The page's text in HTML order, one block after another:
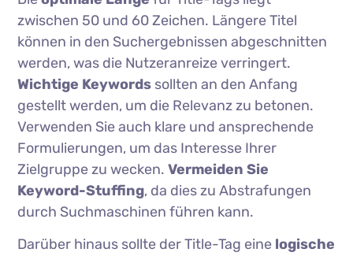
zwischen 50 und 60 Zeichen. Längere Titel
können in den Suchergebnissen abgeschnitten
werden, was die Nutzeranreize verringert.
Wichtige Keywords sollten an den Anfang
gestellt werden, um die Relevanz zu betonen.
Verwenden Sie auch klare und ansprechende
Formulierungen, um das Interesse Ihrer
Zielgruppe zu wecken.Vermeiden Sie
Keyword-Stuffing, da dies zu Abstrafungen
durch Suchmaschinen führen kann.
Darüber hinaus sollte der Title-Tag eine logische